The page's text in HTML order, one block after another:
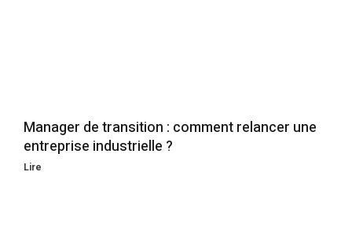
Manager de transition : comment relancer une
entreprise industrielle ?
Lire